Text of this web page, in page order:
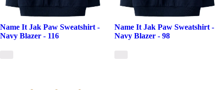
Name It Jak Paw Sweatshirt -
Navy Blazer - 116
Name It Jak Paw Sweatshirt -
Navy Blazer - 98